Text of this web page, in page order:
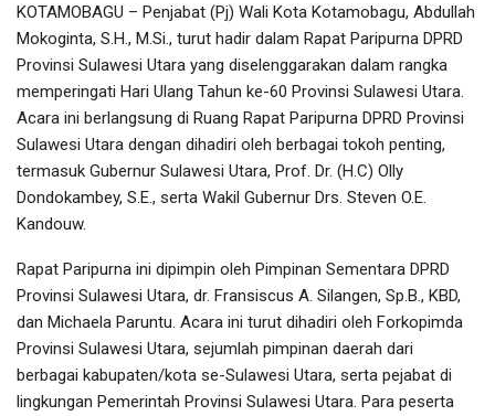
KOTAMOBAGU – Penjabat (Pj) Wali Kota Kotamobagu, Abdullah
Mokoginta, S.H., M.Si., turut hadir dalam Rapat Paripurna DPRD
Provinsi Sulawesi Utara yang diselenggarakan dalam rangka
memperingati Hari Ulang Tahun ke-60 Provinsi Sulawesi Utara.
Acara ini berlangsung di Ruang Rapat Paripurna DPRD Provinsi
Sulawesi Utara dengan dihadiri oleh berbagai tokoh penting,
termasuk Gubernur Sulawesi Utara, Prof. Dr. (H.C) Olly
Dondokambey, S.E., serta Wakil Gubernur Drs. Steven O.E.
Kandouw.
Rapat Paripurna ini dipimpin oleh Pimpinan Sementara DPRD
Provinsi Sulawesi Utara, dr. Fransiscus A. Silangen, Sp.B., KBD,
dan Michaela Paruntu. Acara ini turut dihadiri oleh Forkopimda
Provinsi Sulawesi Utara, sejumlah pimpinan daerah dari
berbagai kabupaten/kota se-Sulawesi Utara, serta pejabat di
lingkungan Pemerintah Provinsi Sulawesi Utara. Para peserta